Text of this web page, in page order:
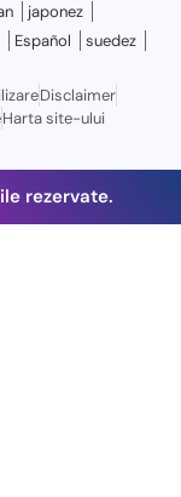
japonez
Español
suedez
Disclaimer
Harta site-ului
rezervate.